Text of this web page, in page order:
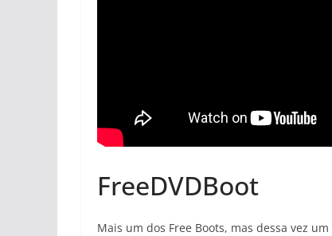
FreeDVDBoot
Mais um dos Free Boots, mas dessa vez